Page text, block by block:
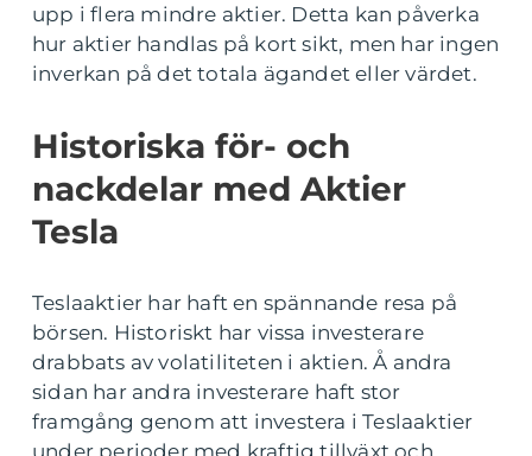
upp i flera mindre aktier. Detta kan påverka
hur aktier handlas på kort sikt, men har ingen
inverkan på det totala ägandet eller värdet.
Historiska för- och
nackdelar med Aktier
Tesla
Teslaaktier har haft en spännande resa på
börsen. Historiskt har vissa investerare
drabbats av volatiliteten i aktien. Å andra
sidan har andra investerare haft stor
framgång genom att investera i Teslaaktier